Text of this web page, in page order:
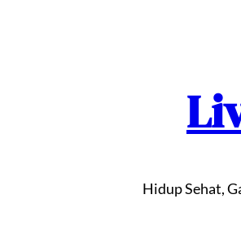
Hidup Sehat,